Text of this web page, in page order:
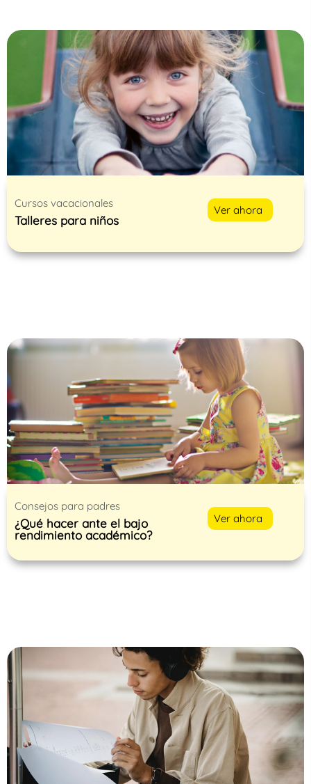
Cursos vacacionales
Talleres para niños
Ver ahora
Consejos para padres
¿Qué hacer ante el bajo
rendimiento académico?
Ver ahora